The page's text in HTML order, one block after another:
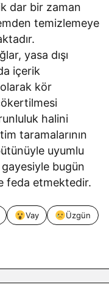
dar bir zaman
temizlemeye
yasa dışı
içerik
kör
halini
taramalarının
uyumlu
gayesiyle bugün
feda etmektedir.
Vay
Üzgün